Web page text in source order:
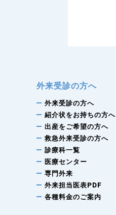
外来受診の方へ
外来受診の方へ
紹介状をお持ちの方へ
出産をご希望の方へ
救急外来受診の方へ
診療科一覧
医療センター
専門外来
外来担当医表PDF
各種料金のご案内